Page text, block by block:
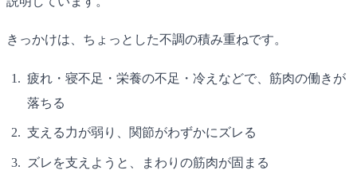
きっかけは、ちょっとした不調の積み重ねです。
疲れ・寝不足・栄養の不足・冷えなどで、筋肉の働きが
落ちる
支える力が弱り、関節がわずかにズレる
ズレを支えようと、まわりの筋肉が固まる